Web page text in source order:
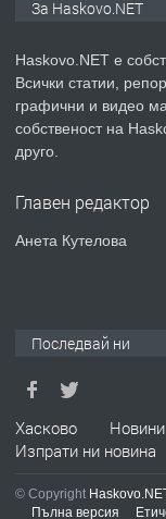
ПРЕДЛАГА
ПРЕДЛАГА
За Haskovo.NET
Haskovo.NET е
Всички статии,
графични и видео
собственост на
друго.
Главен редактор
Анета Кутелова
Последвай ни
Хасково Новини
Изпрати ни новина
© Copyright
Пълна версия